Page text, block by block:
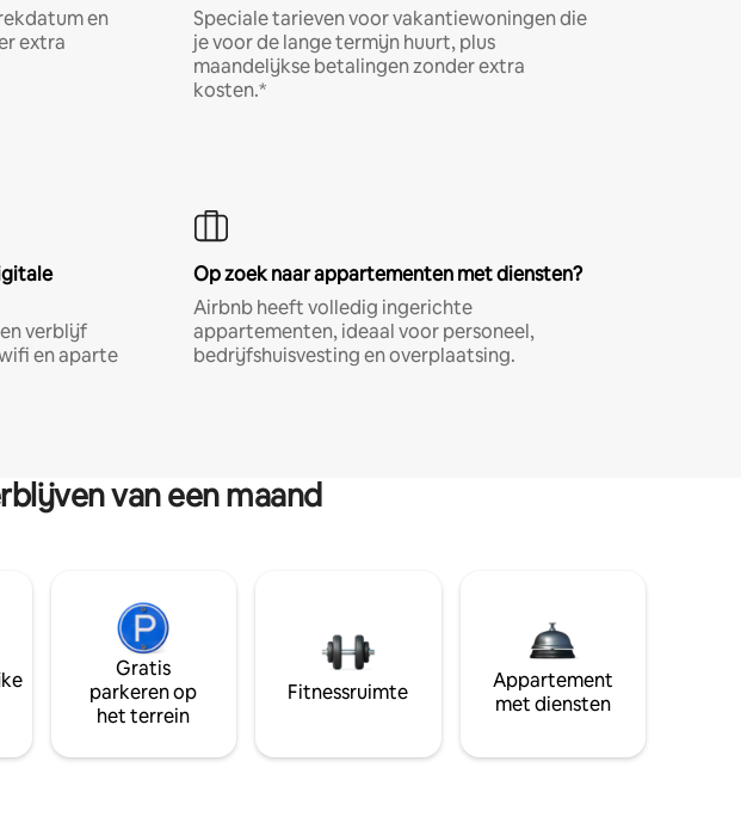
en
extra
Speciale tarieven voor vakantiewoningen die
je voor de lange termijn huurt, plus
maandelijkse betalingen zonder extra
kosten.*
verblijf
en aparte
Op zoek naar appartementen met diensten?
Airbnb heeft volledig ingerichte
appartementen, ideaal voor personeel,
bedrijfshuisvesting en overplaatsing.
van een maand
Gratis
parkeren op
het terrein
Fitnessruimte
Appartement
met diensten